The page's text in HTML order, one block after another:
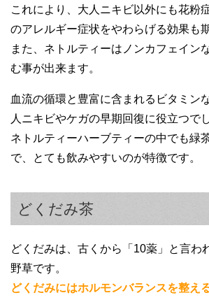
これにより、大人ニキビ以外にも花粉
のアレルギー症状をやわらげる効果も
また、ネトルティーはノンカフェイン
む事が出来ます。
血流の循環と豊富に含まれるビタミン
人ニキビやケガの早期回復に役立つで
ネトルティーハーブティーの中でも緑
で、とても飲みやすいのが特徴です。
どくだみ茶
どくだみは、古くから「10薬」と言わ
野草です。
どくだみにはホルモンバランスを整え